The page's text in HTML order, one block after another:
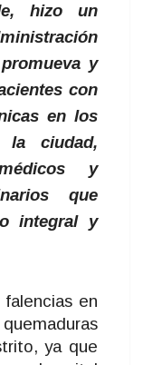
hizo un
y
con
en los
la ciudad,
y
que
integral y
en
ya que